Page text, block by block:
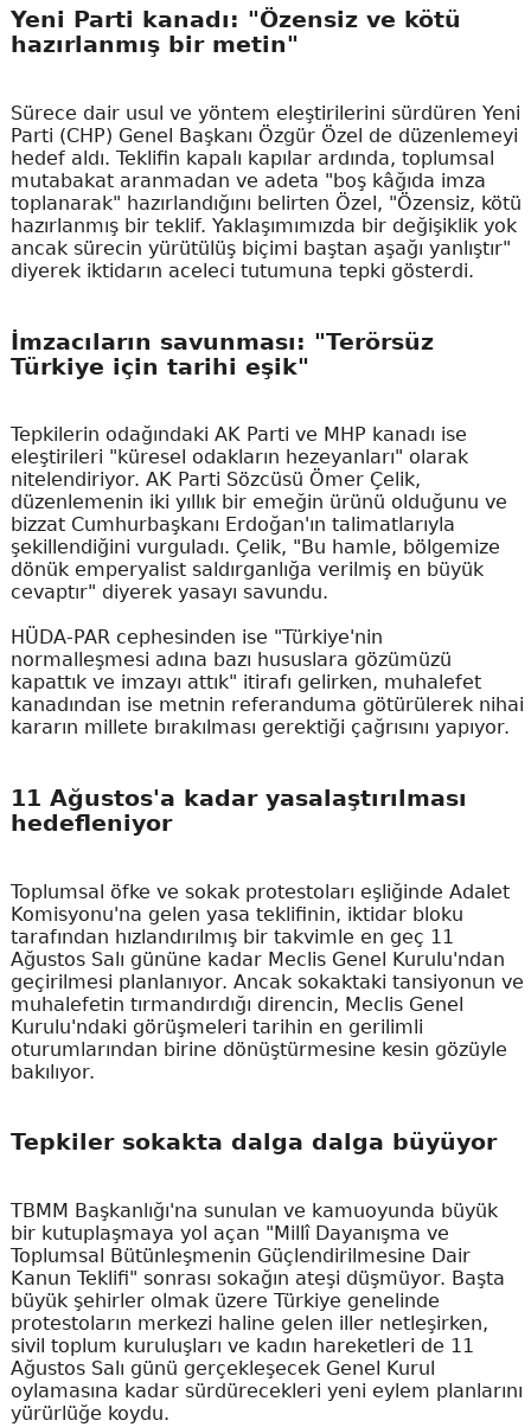
Yeni Parti kanadı: "Özensiz ve kötü
hazırlanmış bir metin"
Sürece dair usul ve yöntem eleştirilerini sürdüren Yeni
Parti (CHP) Genel Başkanı Özgür Özel de düzenlemeyi
hedef aldı. Teklifin kapalı kapılar ardında, toplumsal
mutabakat aranmadan ve adeta "boş kâğıda imza
toplanarak" hazırlandığını belirten Özel, "Özensiz, kötü
hazırlanmış bir teklif. Yaklaşımımızda bir değişiklik yok
ancak sürecin yürütülüş biçimi baştan aşağı yanlıştır"
diyerek iktidarın aceleci tutumuna tepki gösterdi.
İmzacıların savunması: "Terörsüz
Türkiye için tarihi eşik"
Tepkilerin odağındaki AK Parti ve MHP kanadı ise
eleştirileri "küresel odakların hezeyanları" olarak
nitelendiriyor. AK Parti Sözcüsü Ömer Çelik,
düzenlemenin iki yıllık bir emeğin ürünü olduğunu ve
bizzat Cumhurbaşkanı Erdoğan'ın talimatlarıyla
şekillendiğini vurguladı. Çelik, "Bu hamle, bölgemize
dönük emperyalist saldırganlığa verilmiş en büyük
cevaptır" diyerek yasayı savundu.
HÜDA-PAR cephesinden ise "Türkiye'nin
normalleşmesi adına bazı hususlara gözümüzü
kapattık ve imzayı attık" itirafı gelirken, muhalefet
kanadından ise metnin referanduma götürülerek nihai
kararın millete bırakılması gerektiği çağrısını yapıyor.
11 Ağustos'a kadar yasalaştırılması
hedefleniyor
Toplumsal öfke ve sokak protestoları eşliğinde Adalet
Komisyonu'na gelen yasa teklifinin, iktidar bloku
tarafından hızlandırılmış bir takvimle en geç 11
Ağustos Salı gününe kadar Meclis Genel Kurulu'ndan
geçirilmesi planlanıyor. Ancak sokaktaki tansiyonun ve
muhalefetin tırmandırdığı direncin, Meclis Genel
Kurulu'ndaki görüşmeleri tarihin en gerilimli
oturumlarından birine dönüştürmesine kesin gözüyle
bakılıyor.
Tepkiler sokakta dalga dalga büyüyor
TBMM Başkanlığı'na sunulan ve kamuoyunda büyük
bir kutuplaşmaya yol açan "Millî Dayanışma ve
Toplumsal Bütünleşmenin Güçlendirilmesine Dair
Kanun Teklifi" sonrası sokağın ateşi düşmüyor. Başta
büyük şehirler olmak üzere Türkiye genelinde
protestoların merkezi haline gelen iller netleşirken,
sivil toplum kuruluşları ve kadın hareketleri de 11
Ağustos Salı günü gerçekleşecek Genel Kurul
oylamasına kadar sürdürecekleri yeni eylem planlarını
yürürlüğe koydu.